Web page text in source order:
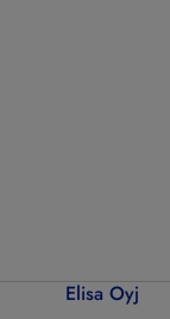
Elisa Oyj